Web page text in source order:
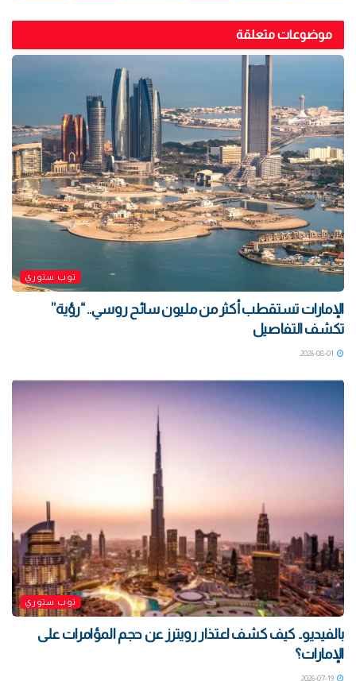
موضوعات متعلقة
توب ستوري
الإمارات تستقطب أكثر من مليون سائح روسي.. “رؤية”
تكشف التفاصيل
توب ستوري
بالفيديو.. كيف كشف اعتذار رويترز عن حجم المؤامرات على
الإمارات؟